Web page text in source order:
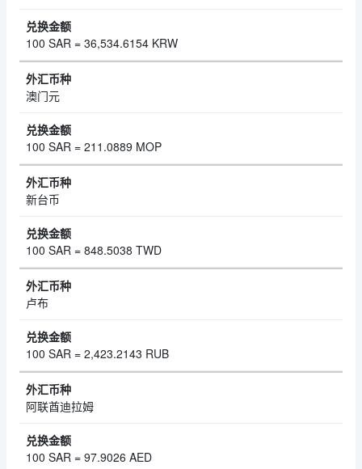
100 SAR = 36,534.6154 KRW
澳门元
100 SAR = 211.0889 MOP
新台币
100 SAR = 848.5038 TWD
卢布
100 SAR = 2,423.2143 RUB
阿联酋迪拉姆
100 SAR = 97.9026 AED